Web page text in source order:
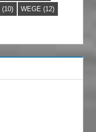
(10) WEGE (12)